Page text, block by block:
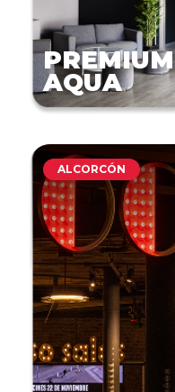
PREMIUM
AQUA
ALCORCÓN